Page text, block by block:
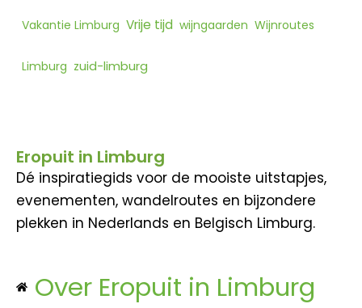
Vakantie Limburg Vrije tijd wijngaarden Wijnroutes
Limburg zuid-limburg
Eropuit in Limburg
Dé inspiratiegids voor de mooiste uitstapjes,
evenementen, wandelroutes en bijzondere
plekken in Nederlands en Belgisch Limburg.
Over Eropuit in Limburg